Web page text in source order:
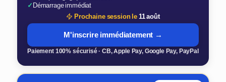
✓Démarrage immédiat
Prochaine session le11 août
M'inscrire immédiatement →
Paiement 100% sécurisé · CB, Apple Pay, Google Pay, PayPal